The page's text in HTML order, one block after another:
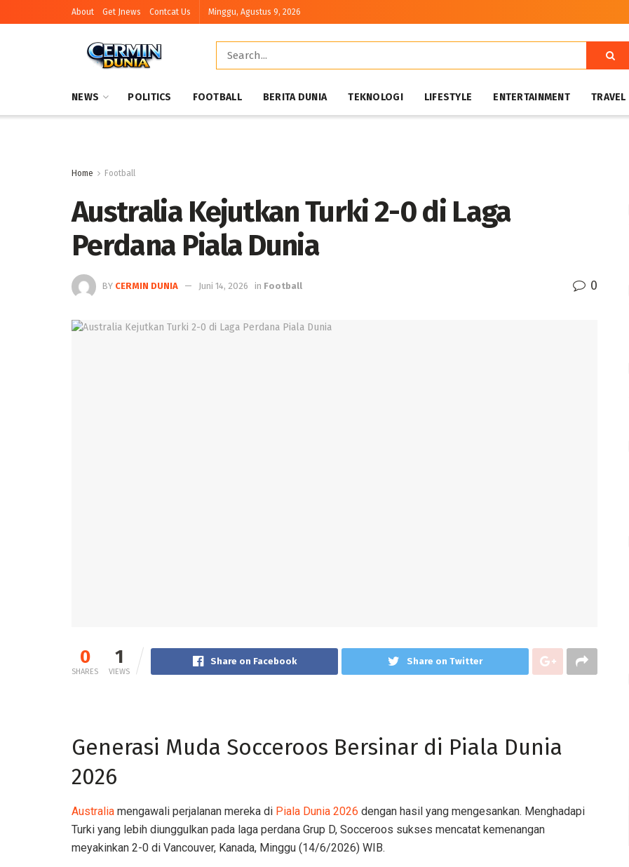
About Get Jnews Contcat Us Minggu, Agustus 9, 2026
NEWS POLITICS FOOTBALL BERITA DUNIA TEKNOLOGI LIFESTYLE ENTERTAINMENT TRAVEL
Home Football
Australia Kejutkan Turki 2-0 di Laga
Perdana Piala Dunia
BY CERMIN DUNIA Juni 14, 2026 in Football 0
0
SHARES
1
VIEWS
Share on Facebook Share on Twitter
Generasi Muda Socceroos Bersinar di Piala Dunia
2026
Australia mengawali perjalanan mereka di Piala Dunia 2026 dengan hasil yang mengesankan. Menghadapi
Turki yang lebih diunggulkan pada laga perdana Grup D, Socceroos sukses mencatat kemenangan
meyakinkan 2-0 di Vancouver, Kanada, Minggu (14/6/2026) WIB.